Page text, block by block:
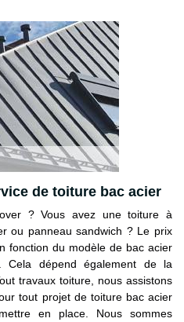
de toiture bac acier
? Vous avez une toiture à
ou panneau sandwich ? Le prix
fonction du modèle de bac acier
Cela dépend également de la
travaux toiture, nous assistons
tout projet de toiture bac acier
en place. Nous sommes